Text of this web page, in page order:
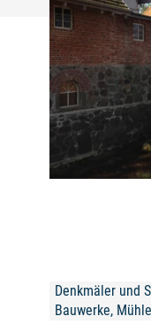
Denkmäler und
Bauwerke,